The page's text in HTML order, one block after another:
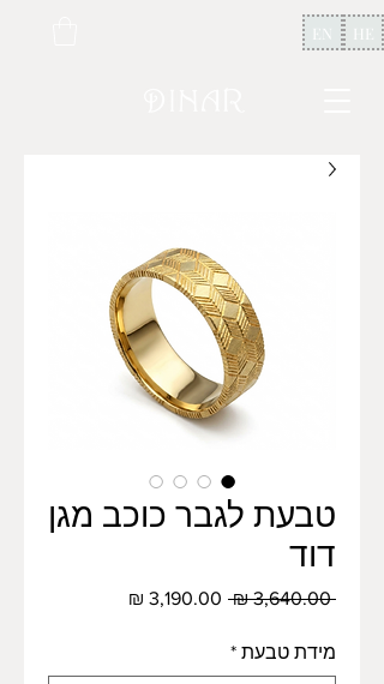
EN HE
טבעת לגבר כוכב מגן
דוד
‏3,640.00 ‏₪
מחיר
מידת טבעת *